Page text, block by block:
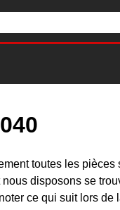
toutes les
disposons se
ce qui suit lors de